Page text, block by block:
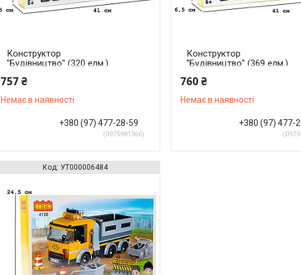
Конструктор
"Будівництво" (320 елм.)
757 ₴
Немає в наявності
+380 (97) 477-28-59
0975981366
Конструктор
"Будівництво" (369 елм.)
760 ₴
Немає в наявності
+380 (97) 477-
УТ000006484